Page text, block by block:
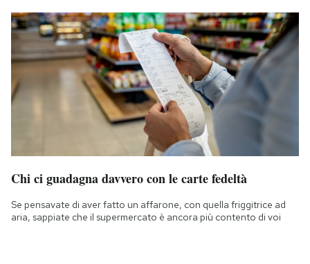
Chi ci guadagna davvero con le carte fedeltà
Se pensavate di aver fatto un affarone, con quella friggitrice ad
aria, sappiate che il supermercato è ancora più contento di voi